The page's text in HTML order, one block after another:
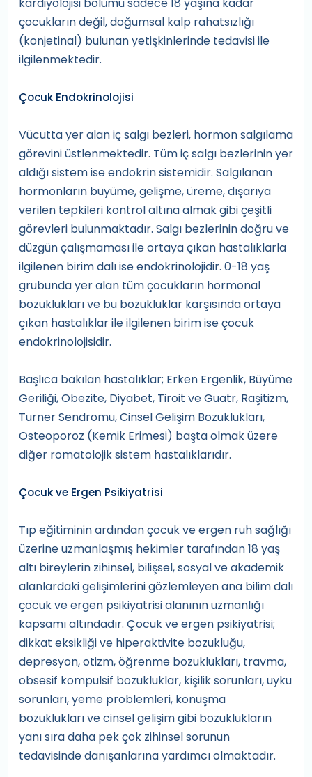
çocukların değil, doğumsal kalp rahatsızlığı
(konjetinal) bulunan yetişkinlerinde tedavisi ile
ilgilenmektedir.
Çocuk Endokrinolojisi
Vücutta yer alan iç salgı bezleri, hormon salgılama
görevini üstlenmektedir. Tüm iç salgı bezlerinin yer
aldığı sistem ise endokrin sistemidir. Salgılanan
hormonların büyüme, gelişme, üreme, dışarıya
verilen tepkileri kontrol altına almak gibi çeşitli
görevleri bulunmaktadır. Salgı bezlerinin doğru ve
düzgün çalışmaması ile ortaya çıkan hastalıklarla
ilgilenen birim dalı ise endokrinolojidir. 0-18 yaş
grubunda yer alan tüm çocukların hormonal
bozuklukları ve bu bozukluklar karşısında ortaya
çıkan hastalıklar ile ilgilenen birim ise çocuk
endokrinolojisidir.
Başlıca bakılan hastalıklar; Erken Ergenlik, Büyüme
Geriliği, Obezite, Diyabet, Tiroit ve Guatr, Raşitizm,
Turner Sendromu, Cinsel Gelişim Bozuklukları,
Osteoporoz (Kemik Erimesi) başta olmak üzere
diğer romatolojik sistem hastalıklarıdır.
Çocuk ve Ergen Psikiyatrisi
Tıp eğitiminin ardından çocuk ve ergen ruh sağlığı
üzerine uzmanlaşmış hekimler tarafından 18 yaş
altı bireylerin zihinsel, bilişsel, sosyal ve akademik
alanlardaki gelişimlerini gözlemleyen ana bilim dalı
çocuk ve ergen psikiyatrisi alanının uzmanlığı
kapsamı altındadır. Çocuk ve ergen psikiyatrisi;
dikkat eksikliği ve hiperaktivite bozukluğu,
depresyon, otizm, öğrenme bozuklukları, travma,
obsesif kompulsif bozukluklar, kişilik sorunları, uyku
sorunları, yeme problemleri, konuşma
bozuklukları ve cinsel gelişim gibi bozuklukların
yanı sıra daha pek çok zihinsel sorunun
tedavisinde danışanlarına yardımcı olmaktadır.